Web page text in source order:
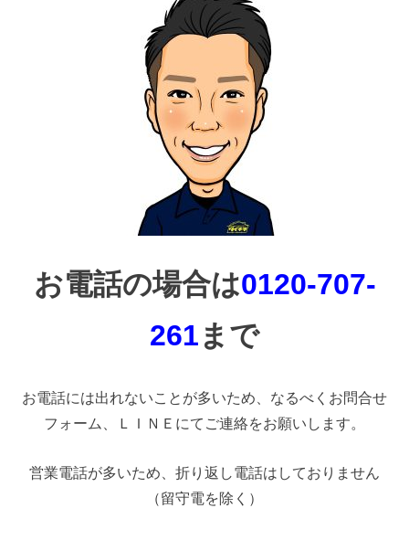
お電話の場合は0120-707-
261まで
お電話には出れないことが多いため、なるべくお問合せ
フォーム、ＬＩＮＥにてご連絡をお願いします。
営業電話が多いため、折り返し電話はしておりません
（留守電を除く）